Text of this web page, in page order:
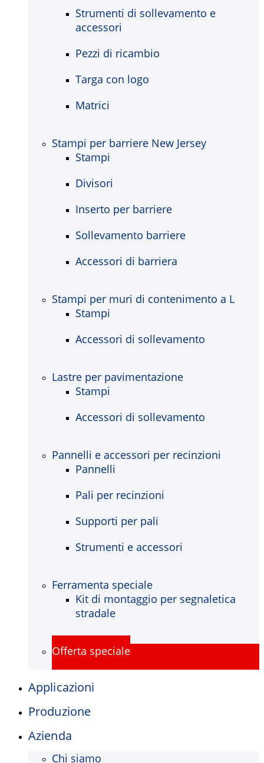
Strumenti di sollevamento e
accessori
Pezzi di ricambio
Targa con logo
Matrici
Stampi per barriere New Jersey
Stampi
Divisori
Inserto per barriere
Sollevamento barriere
Accessori di barriera
Stampi per muri di contenimento a L
Stampi
Accessori di sollevamento
Lastre per pavimentazione
Stampi
Accessori di sollevamento
Pannelli e accessori per recinzioni
Pannelli
Pali per recinzioni
Supporti per pali
Strumenti e accessori
Ferramenta speciale
Kit di montaggio per segnaletica
stradale
Offerta speciale
Applicazioni
Produzione
Azienda
Chi siamo